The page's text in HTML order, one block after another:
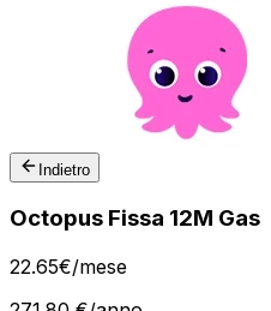
Indietro
Octopus Fissa 12M Gas
22.65€/mese